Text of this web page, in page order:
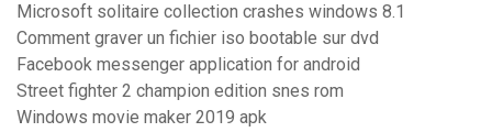
Microsoft solitaire collection crashes windows 8.1
Comment graver un fichier iso bootable sur dvd
Facebook messenger application for android
Street fighter 2 champion edition snes rom
Windows movie maker 2019 apk